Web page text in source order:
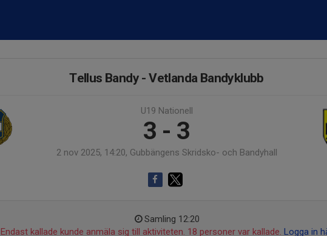
Tellus Bandy - Vetlanda Bandyklubb
U19 Nationell
3 - 3
2 nov 2025, 14:20, Gubbängens Skridsko- och Bandyhall
Samling 12:20
Endast kallade kunde anmäla sig till aktiviteten. 18 personer var kallade. Logga in